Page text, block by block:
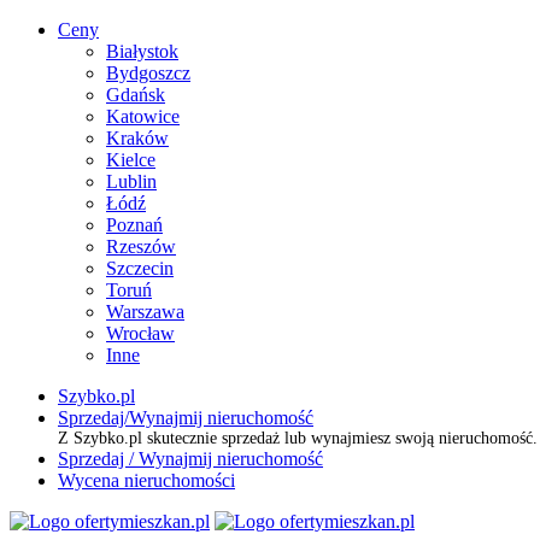
Ceny
Białystok
Bydgoszcz
Gdańsk
Katowice
Kraków
Kielce
Lublin
Łódź
Poznań
Rzeszów
Szczecin
Toruń
Warszawa
Wrocław
Inne
Szybko.pl
Sprzedaj/Wynajmij nieruchomość
Z Szybko.pl skutecznie sprzedaż lub wynajmiesz swoją nieruchomość.
Sprzedaj / Wynajmij nieruchomość
Wycena nieruchomości